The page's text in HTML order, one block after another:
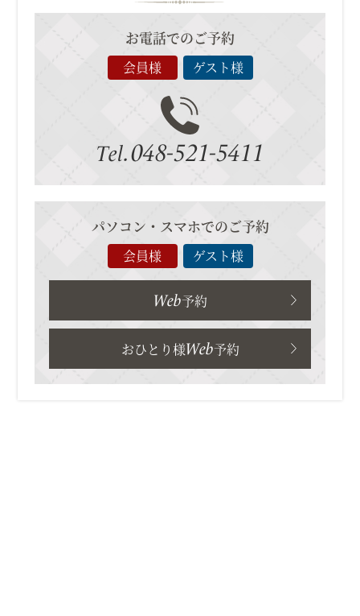
お電話でのご予約
会員様 ゲスト様
Tel.048-521-5411
パソコン・スマホでのご予約
会員様 ゲスト様
Web予約
おひとり様Web予約